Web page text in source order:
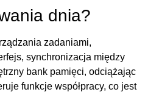
dnia?
zadaniami,
synchronizacja między
bank pamięci, odciążając
funkcje współpracy, co jest